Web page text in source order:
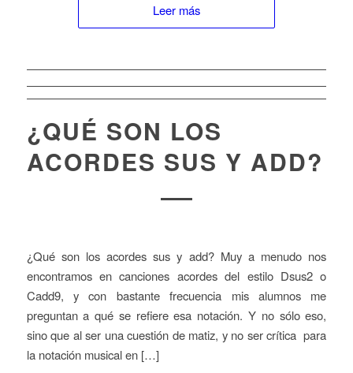
Leer más
¿QUÉ SON LOS
ACORDES SUS Y ADD?
¿Qué son los acordes sus y add? Muy a menudo nos
encontramos en canciones acordes del estilo Dsus2 o
Cadd9, y con bastante frecuencia mis alumnos me
preguntan a qué se refiere esa notación. Y no sólo eso,
sino que al ser una cuestión de matiz, y no ser crítica para
la notación musical en […]